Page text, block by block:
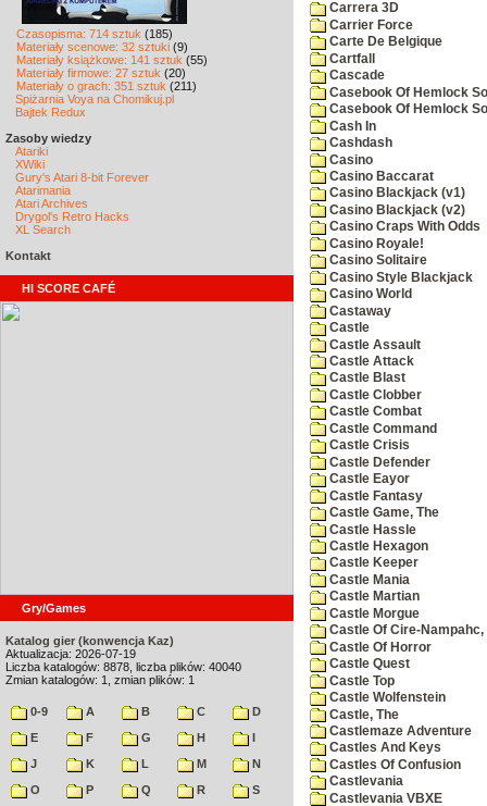
Czasopisma: 714 sztuk (185)
Materiały scenowe: 32 sztuki (9)
Materiały książkowe: 141 sztuk (55)
Materiały firmowe: 27 sztuk (20)
Materiały o grach: 351 sztuk (211)
Spiżarnia Voya na Chomikuj.pl
Bajtek Redux
Zasoby wiedzy
Atariki
XWiki
Gury's Atari 8-bit Forever
Atarimania
Atari Archives
Drygol's Retro Hacks
XL Search
Kontakt
HI SCORE CAFÉ
Gry/Games
Katalog gier (konwencja Kaz)
Aktualizacja: 2026-07-19
Liczba katalogów: 8878, liczba plików: 40040
Zmian katalogów: 1, zmian plików: 1
0-9 A B C
D
E
F G H
I
J
K L M
N
O
P Q R
S
Carrera 3D
Carrier Force
Carte De Belgique
Cartfall
Cascade
Casebook Of Hemlock
Casebook Of Hemlock
Cash In
Cashdash
Casino
Casino Baccarat
Casino Blackjack (v1)
Casino Blackjack (v2)
Casino Craps With Odds
Casino Royale!
Casino Solitaire
Casino Style Blackjack
Casino World
Castaway
Castle
Castle Assault
Castle Attack
Castle Blast
Castle Clobber
Castle Combat
Castle Command
Castle Crisis
Castle Defender
Castle Eayor
Castle Fantasy
Castle Game, The
Castle Hassle
Castle Hexagon
Castle Keeper
Castle Mania
Castle Martian
Castle Morgue
Castle Of Cire-Nampahc,
Castle Of Horror
Castle Quest
Castle Top
Castle Wolfenstein
Castle, The
Castlemaze Adventure
Castles And Keys
Castles Of Confusion
Castlevania
Castlevania VBXE